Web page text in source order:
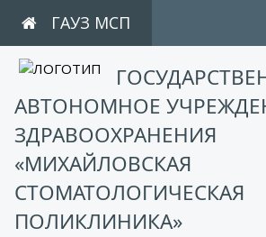
ГАУЗ МСП
АВТОНОМНОЕ
ЗДРАВООХРАНЕНИЯ
«МИХАЙЛОВСКАЯ
СТОМАТОЛОГИЧЕСКАЯ
ПОЛИКЛИНИКА»